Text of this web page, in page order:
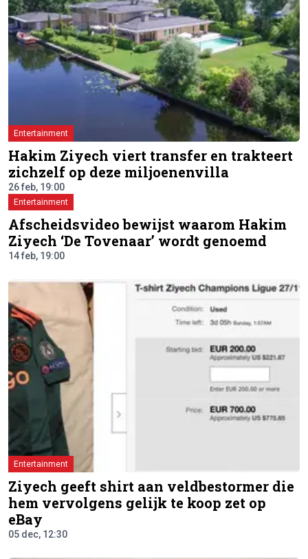
Entertainment
Hakim Ziyech viert transfer en trakteert
zichzelf op deze miljoenenvilla
26 feb, 19:00
Entertainment
Afscheidsvideo bewijst waarom Hakim
Ziyech ‘De Tovenaar’ wordt genoemd
14 feb, 19:00
Entertainment
Ziyech geeft shirt aan veldbestormer die
hem vervolgens gelijk te koop zet op
eBay
05 dec, 12:30